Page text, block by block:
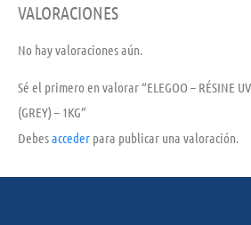
VALORACIONES
No hay valoraciones aún.
Sé el primero en valorar “ELEGOO – RÉSINE UV
(GREY) – 1KG”
Debesacceder para publicar una valoración.